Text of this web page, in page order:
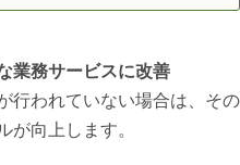
業務サービスに改善
行われていない場合は、その
向上します。